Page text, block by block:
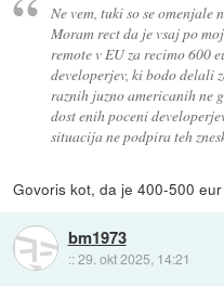
Ne vem, tuki so se omenjale
Moram rect da je vsaj po
remote v EU za recimo 600
developerjev, ki bodo delali
raznih juzno americanih ne
dost enih poceni
situacija ne podpira teh
Govoris kot, da je 400-500
bm1973
::29. okt 2025, 14:21